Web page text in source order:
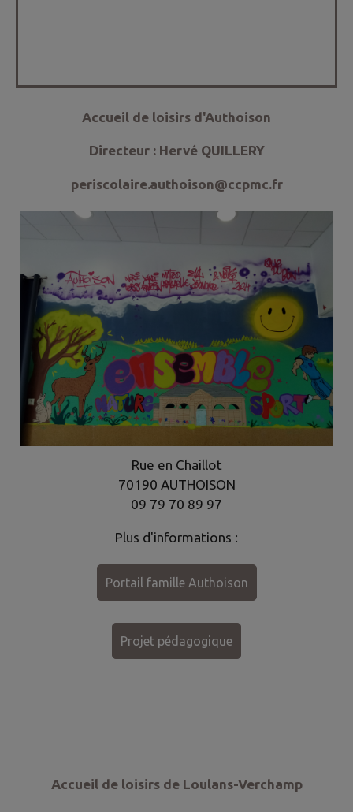
Accueil de loisirs d'Authoison
Directeur : Hervé QUILLERY
periscolaire.authoison@ccpmc.fr
Rue en Chaillot
70190 AUTHOISON
09 79 70 89 97
Plus d'informations :
Portail famille Authoison
Projet pédagogique
Accueil de loisirs de Loulans-Verchamp